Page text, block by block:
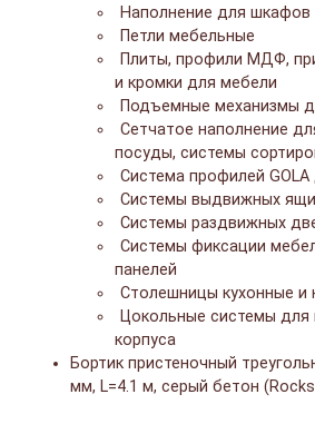
Наполнение для шкафов
Петли мебельные
Плиты, профили МДФ,
и кромки для мебели
Подъемные механизмы
Сетчатое наполнение
посуды, системы
Система профилей
Системы выдвижных
Системы раздвижных
Системы фиксации
панелей
Столешницы кухонные и
Цокольные системы для
корпуса
Бортик пристеночный
мм, L=4.1 м, серый бетон